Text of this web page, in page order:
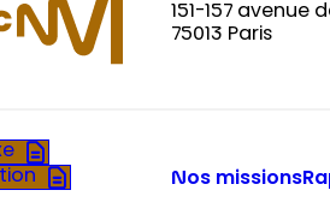
151-157 avenue
75013 Paris
Nos missions